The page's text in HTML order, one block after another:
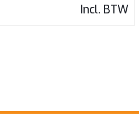
Incl. BTW